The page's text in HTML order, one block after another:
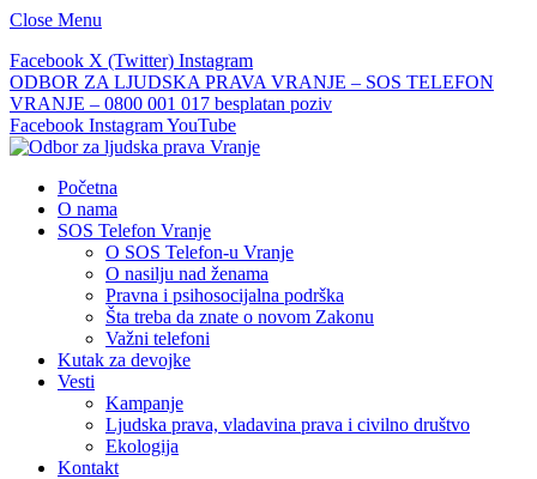
Close Menu
Facebook X (Twitter) Instagram
ODBOR ZA LJUDSKA PRAVA VRANJE – SOS TELEFON
VRANJE – 0800 001 017 besplatan poziv
Facebook InstagramYouTube
Početna
O nama
SOS Telefon Vranje
O SOS Telefon-u Vranje
O nasilju nad ženama
Pravna i psihosocijalna podrška
Šta treba da znate o novom Zakonu
Važni telefoni
Kutak za devojke
Vesti
Kampanje
Ljudska prava, vladavina prava i civilno društvo
Ekologija
Kontakt